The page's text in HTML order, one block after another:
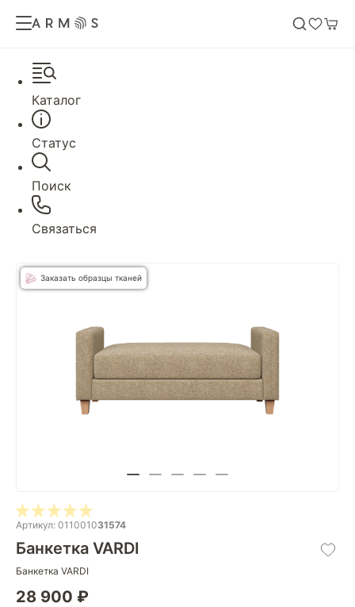
Каталог
Статус
Поиск
Связаться
Заказать образцы тканей
Артикул: 011001031574
Банкетка VARDI
Банкетка VARDI
28 900 ₽